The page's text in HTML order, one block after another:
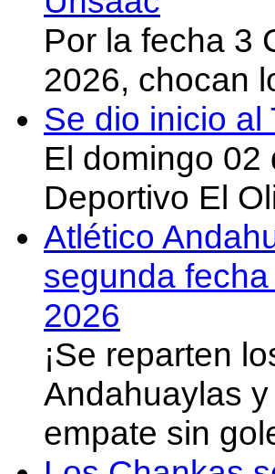
Por la fecha 3
2026, chocan
Se dio inicio al
El domingo
Deportivo El
Atlético
segunda
2026
¡Se reparten
Andahuaylas
empate sin